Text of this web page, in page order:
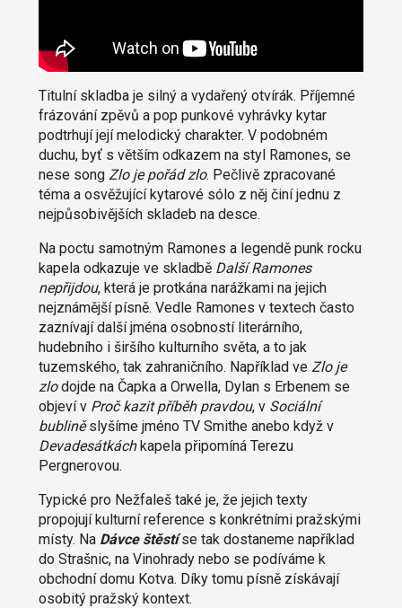
Titulní skladba je silný a vydařený otvírák. Příjemné
frázování zpěvů a pop punkové vyhrávky kytar
podtrhují její melodický charakter. V podobném
duchu, byť s větším odkazem na styl Ramones, se
nese song Zlo je pořád zlo. Pečlivě zpracované
téma a osvěžující kytarové sólo z něj činí jednu z
nejpůsobivějších skladeb na desce.
Na poctu samotným Ramones a legendě punk rocku
kapela odkazuje ve skladbě Další Ramones
nepřijdou, která je protkána narážkami na jejich
nejznámější písně. Vedle Ramones v textech často
zaznívají další jména osobností literárního,
hudebního i širšího kulturního světa, a to jak
tuzemského, tak zahraničního. Například ve Zlo je
zlodojde na Čapka a Orwella, Dylan s Erbenem se
objeví v Proč kazit příběh pravdou, v Sociální
bubliněslyšíme jméno TV Smithe anebo když v
Devadesátkáchkapela připomíná Terezu
Pergnerovou.
Typické pro Nežfaleš také je, že jejich texty
propojují kulturní reference s konkrétními pražskými
místy. Na Dávce štěstíse tak dostaneme například
do Strašnic, na Vinohrady nebo se podíváme k
obchodní domu Kotva. Díky tomu písně získávají
osobitý pražský kontext.